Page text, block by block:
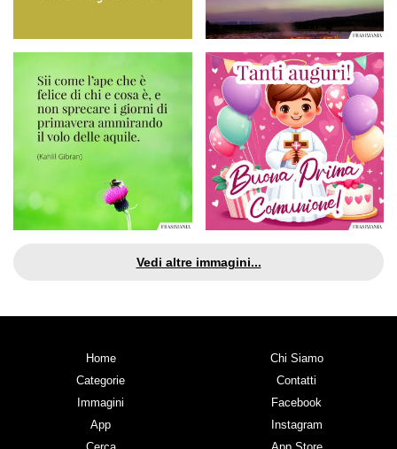
Vedi altre immagini...
Home
Categorie
Immagini
App
Chi Siamo
Contatti
Facebook
Instagram